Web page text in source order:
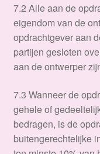
7.2 Alle aan de
eigendom van de
opdrachtgever aan
partijen gesloten
aan de ontwerper
7.3 Wanneer de
gehele of
bedragen, is de
buitengerechtelijke